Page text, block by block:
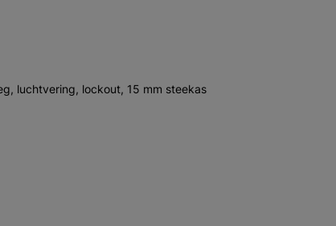
luchtvering, lockout, 15 mm steekas